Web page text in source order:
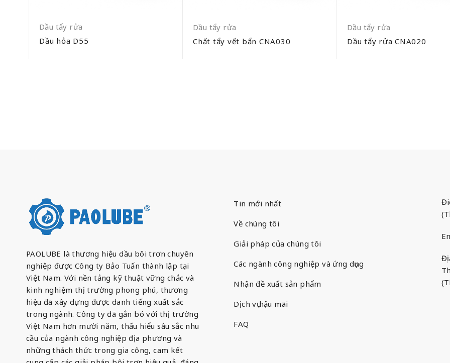
Dầu tẩy rửa
Dầu hỏa D55
Dầu tẩy rửa
Chất tẩy vết bẩn CNA030
Dầu tẩy rửa
Dầu tẩy rửa CNA020
PAOLUBE là thương hiệu dầu bôi trơn chuyên
nghiệp được Công ty Bảo Tuấn thành lập tại
Việt Nam. Với nền tảng kỹ thuật vững chắc và
kinh nghiệm thị trường phong phú, thương
hiệu đã xây dựng được danh tiếng xuất sắc
trong ngành. Công ty đã gắn bó với thị trường
Việt Nam hơn mười năm, thấu hiểu sâu sắc nhu
cầu của ngành công nghiệp địa phương và
những thách thức trong gia công, cam kết
Tin mới nhất
Về chúng tôi
Giải pháp của chúng tôi
Các ngành công nghiệp và ứng dụng
Nhận đề xuất sản phẩm
Dịch vụ hậu mãi
FAQ